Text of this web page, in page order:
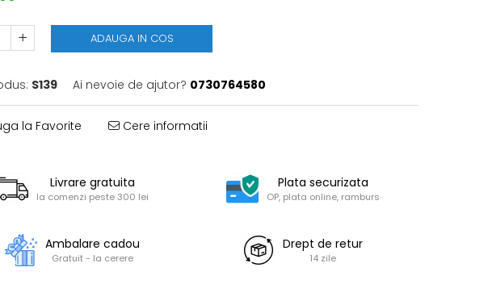
ADAUGA IN COS
S139 Ai nevoie de ajutor? 0730764580
la Favorite Cere informatii
Livrare gratuita
la comenzi peste 300 lei
Plata securizata
OP, plata online, ramburs
Ambalare cadou
Gratuit - la cerere
Drept de retur
14 zile